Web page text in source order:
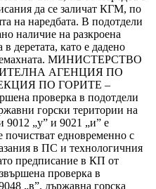
да се заличат КГМ, по
на наредбата. В подотдели
наличие на разкроена
деретата, като е дадено
МИНИСТЕРСТВО
АГЕНЦИЯ ПО
ПО ГОРИТЕ –
проверка в подотдели
горски територии на
„у” и 9021 „и” е
почистват едновременно с
в ПС и технологичния
предписание в КП от
проверка в
„в”, държавна горска